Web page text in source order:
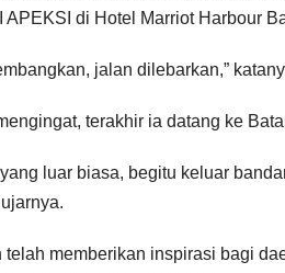
di Hotel Marriot Harbour
jalan dilebarkan,”
terakhir ia datang ke
luar biasa, begitu keluar
memberikan inspirasi bagi